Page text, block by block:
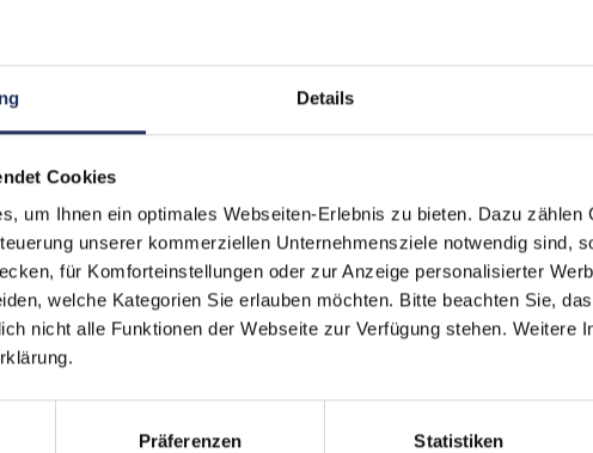
Details
Cookies
um Ihnen ein optimales Webseiten-Erlebnis zu bieten. Dazu zählen
unserer kommerziellen Unternehmensziele notwendig sind,
für Komforteinstellungen oder zur Anzeige personalisierter
welche Kategorien Sie erlauben möchten. Bitte beachten Sie,
nicht alle Funktionen der Webseite zur Verfügung stehen. Weitere
Präferenzen Statistiken
auf Akkulaufzeiten
Displayart:
Schnittstellen: 1x
45,
Displaygröße: